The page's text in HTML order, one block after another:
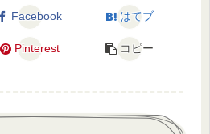
Facebook はてブ
Pinterest コピー